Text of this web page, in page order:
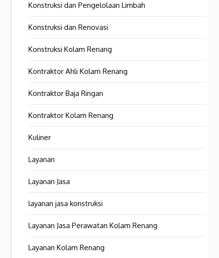
Konstruksi dan Pengelolaan Limbah
Konstruksi dan Renovasi
Konstruksi Kolam Renang
Kontraktor Ahli Kolam Renang
Kontraktor Baja Ringan
Kontraktor Kolam Renang
Kuliner
Layanan
Layanan Jasa
layanan jasa konstruksi
Layanan Jasa Perawatan Kolam Renang
Layanan Kolam Renang